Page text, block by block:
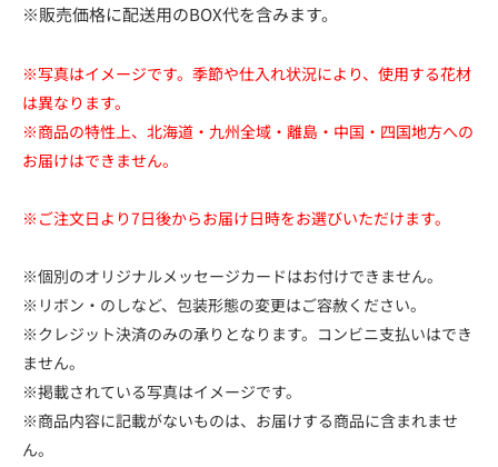
※販売価格に配送用のBOX代を含みます。
※写真はイメージです。季節や仕入れ状況により、使用する花材
は異なります。
※商品の特性上、北海道・九州全域・離島・中国・四国地方への
お届けはできません。
※ご注文日より7日後からお届け日時をお選びいただけます。
※個別のオリジナルメッセージカードはお付けできません。
※リボン・のしなど、包装形態の変更はご容赦ください。
※クレジット決済のみの承りとなります。コンビニ支払いはでき
ません。
※掲載されている写真はイメージです。
※商品内容に記載がないものは、お届けする商品に含まれませ
ん。